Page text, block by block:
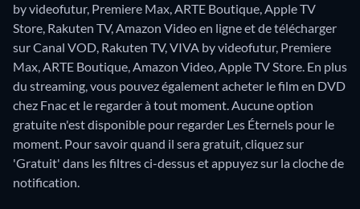
by videofutur, Premiere Max, ARTE Boutique, Apple TV
Store, Rakuten TV, Amazon Video en ligne et de télécharger
sur Canal VOD, Rakuten TV, VIVA by videofutur, Premiere
Max, ARTE Boutique, Amazon Video, Apple TV Store. En plus
du streaming, vous pouvez également acheter le film en DVD
chez Fnac et le regarder à tout moment.Aucune option
gratuite n'est disponible pour regarder Les Éternels pour le
moment. Pour savoir quand il sera gratuit, cliquez sur
'Gratuit' dans les filtres ci-dessus et appuyez sur la cloche de
notification.